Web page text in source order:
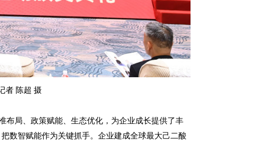
者 陈超 摄
局、政策赋能、生态优化，为企业成长提供了丰
数智赋能作为关键抓手。企业建成全球最大己二酸